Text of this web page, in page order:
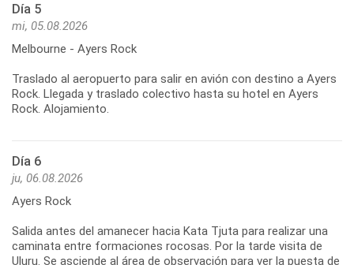
Día 5
mi, 05.08.2026
Melbourne - Ayers Rock
Traslado al aeropuerto para salir en avión con destino a Ayers
Rock. Llegada y traslado colectivo hasta su hotel en Ayers
Día 6
ju, 06.08.2026
Ayers Rock
Salida antes del amanecer hacia Kata Tjuta para realizar una
caminata entre formaciones rocosas. Por la tarde visita de
Uluru. Se asciende al área de observación para ver la puesta de